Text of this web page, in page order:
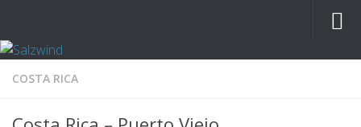
COSTA RICA